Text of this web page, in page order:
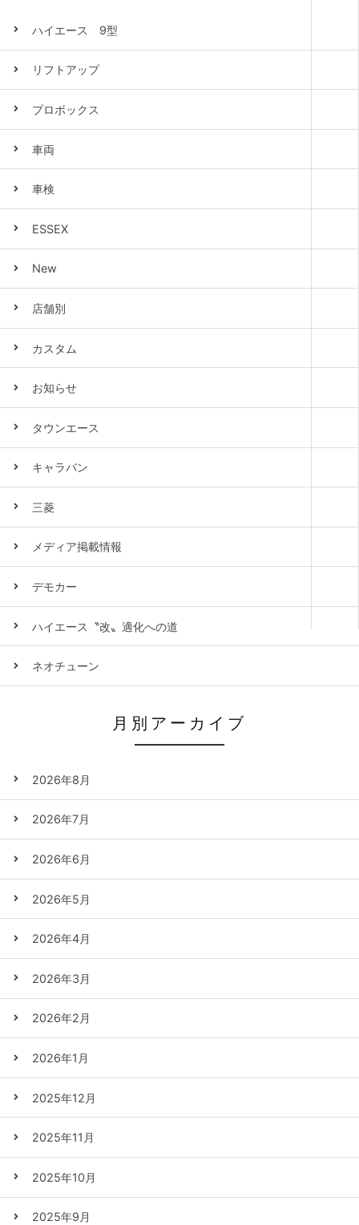
ハイエース 9型
リフトアップ
プロボックス
車両
車検
ESSEX
New
店舗別
カスタム
お知らせ
タウンエース
キャラバン
三菱
メディア掲載情報
デモカー
ハイエース〝改〟適化への道
ネオチューン
月別アーカイブ
2026年8月
2026年7月
2026年6月
2026年5月
2026年4月
2026年3月
2026年2月
2026年1月
2025年12月
2025年11月
2025年10月
2025年9月